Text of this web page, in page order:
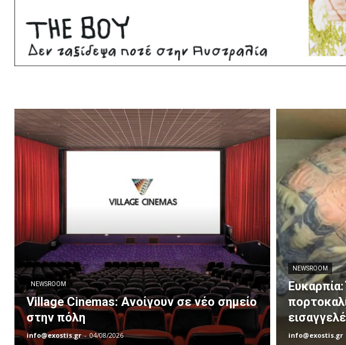
NEWSROOM
Village Cinemas: Ανοίγουν σε νέο σημείο
στην πόλη
info@exostis.gr - 04/08/2026
NEWSROOM
info@exostis.gr